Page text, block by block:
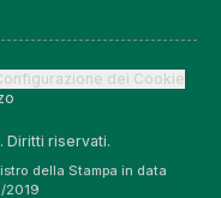
dei Cookie
riservati.
della Stampa in data
2019